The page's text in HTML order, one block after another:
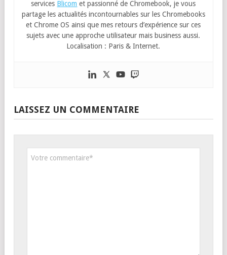
services Blicom et passionné de Chromebook, je vous
partage les actualités incontournables sur les Chromebooks
et Chrome OS ainsi que mes retours d’expérience sur ces
sujets avec une approche utilisateur mais business aussi.
Localisation : Paris & Internet.
LAISSEZ UN COMMENTAIRE